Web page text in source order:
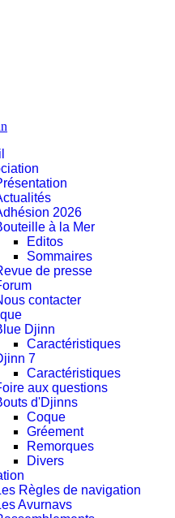
2026
à la Mer
Editos
Sommaires
de presse
contacter
Djinn
Caractéristiques
7
Caractéristiques
aux questions
d'Djinns
Coque
Gréement
Remorques
Divers
Règles de navigation
Avurnavs